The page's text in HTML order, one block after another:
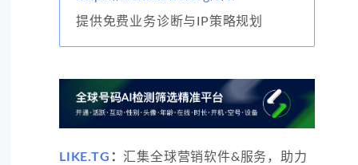
提供免费业务诊断与IP策略规划
LIKE.TG ： 汇集全球营销软件&服务，助力